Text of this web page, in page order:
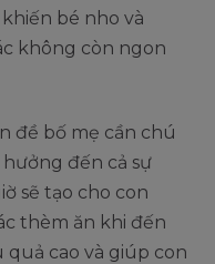
bé nho và
không còn ngon
đề bố mẹ cần chú
đến cả sự
sẽ tạo cho con
thèm ăn khi đến
quả cao và giúp con